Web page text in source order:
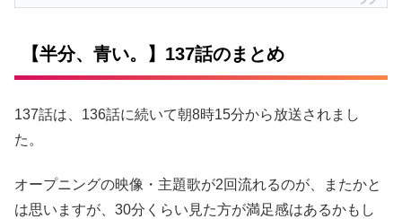
【半分、青い。】137話のまとめ
137話は、136話に続いて朝8時15分から放送されまし
た。
オープニングの映像・主題歌が2回流れるのが、またかと
は思いますが、30分くらい見た方が満足感はあるかもし